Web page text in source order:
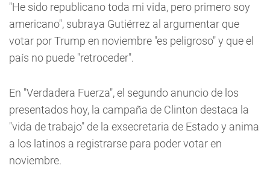
"He sido republicano toda mi vida, pero primero soy
americano", subraya Gutiérrez al argumentar que
votar por Trump en noviembre "es peligroso" y que el
país no puede "retroceder".
En "Verdadera Fuerza", el segundo anuncio de los
presentados hoy, la campaña de Clinton destaca la
"vida de trabajo" de la exsecretaria de Estado y anima
a los latinos a registrarse para poder votar en
noviembre.